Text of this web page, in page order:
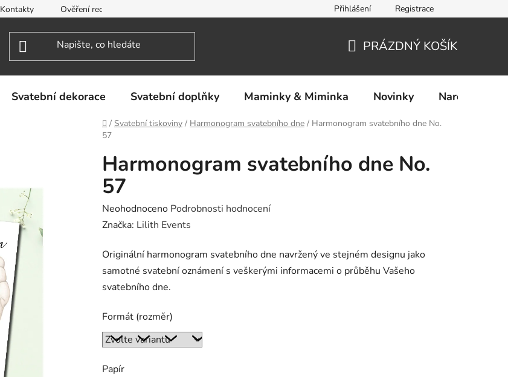
Kontakty Ověření recenzí Ochrana osobních údajůPřihlášení Registrace
KOŠÍK
PRÁZDNÝ KOŠÍK
Svatební dekorace Svatební doplňky Maminky & Miminka Novinky Narozeniny
Domů
/ Svatební tiskoviny / Harmonogram svatebního dne / Harmonogram svatebního dne No.
57
Harmonogram svatebního dne No.
57
Průměrné
hodnocení
je
0,0
z
hvězdiček.
Neohodnoceno Podrobnosti hodnocení
Značka: Lilith Events
Originální harmonogram svatebního dne navržený ve stejném designu jako
samotné svatební oznámení s veškerými informacemi o průběhu Vašeho
svatebního dne.
Formát (rozměr)
Papír